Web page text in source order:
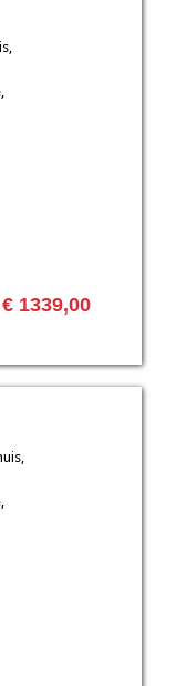
€ 1339,00